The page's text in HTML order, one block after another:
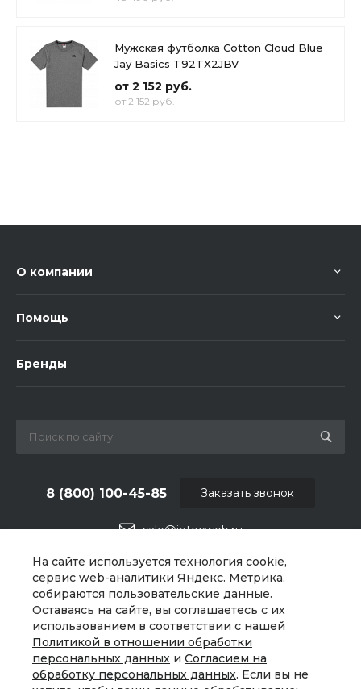
На сайте используется технология cookie,
сервис web-аналитики Яндекс. Метрика,
собираются пользовательские данные.
Оставаясь на сайте, вы соглашаетесь с их
использованием в соответствии с нашей
Политикой в отношении обработки
персональных данных и Согласием на
обработку персональных данных. Если вы не
Мужская футболка Cotton Cloud Blue
Jay Basics T92TX2JBV
от 2 152 руб.
от 2 152 руб.
О компании
Помощь
Бренды
sale@intecweb.ru
8 (800) 100-45-85
г. Москва, ул. Люсиновская, д. 39
Заказать звонок